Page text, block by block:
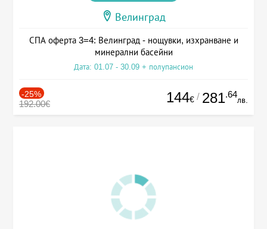
Велинград
СПА оферта 3=4: Велинград - нощувки, изхранване и
минерални басейни
Дата: 01.07 - 30.09 + полупансион
-25%
192.00€ 144€ / 281.64
лв.